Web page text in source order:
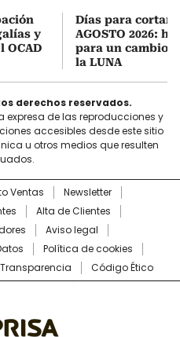
y
OCAD
Días para
AGOSTO 2026:
para un cambio
la LUNA
derechos reservados.
expresa de las reproducciones y
accesibles desde este sitio
u otros medios que resulten
Ventas
Newsletter
Alta de Clientes
Aviso legal
Política de cookies
Transparencia Código Ético